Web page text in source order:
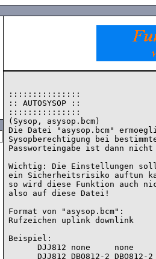
:::::::::::::::
:: AUTOSYSOP ::
:::::::::::::::
(Sysop, asysop.bcm)
Die Datei "asysop.bcm"
Sysopberechtigung bei
Passworteingabe ist dann nicht
Wichtig: Die Einstellungen
ein Sicherheitsrisiko auftun
so wird diese Funktion auch
also auf diese Datei!
Format von "asysop.bcm":
Rufzeichen uplink downlink
Beispiel: